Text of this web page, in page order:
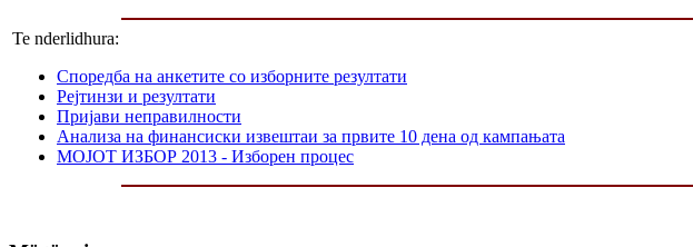
Te nderlidhura:
Споредба на анкетите со изборните резултати
Рејтинзи и резултати
Пријави неправилности
Анализа на финансиски извештаи за првите 10 дена од кампањата
МОЈОТ ИЗБОР 2013 - Изборен процес